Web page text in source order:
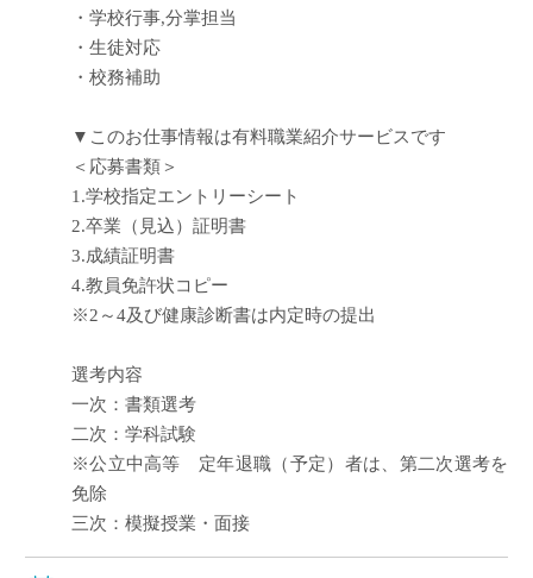
・学校行事,分掌担当
・生徒対応
・校務補助
▼このお仕事情報は有料職業紹介サービスです
＜応募書類＞
1.学校指定エントリーシート
2.卒業（見込）証明書
3.成績証明書
4.教員免許状コピー
※2～4及び健康診断書は内定時の提出
選考内容
一次：書類選考
二次：学科試験
※公立中高等 定年退職（予定）者は、第二次選考を
免除
三次：模擬授業・面接